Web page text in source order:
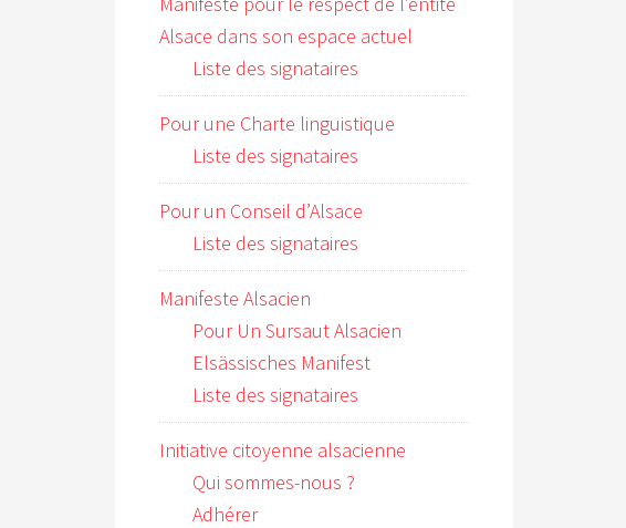
Alsace dans son espace actuel
Liste des signataires
Pour une Charte linguistique
Liste des signataires
Pour un Conseil d’Alsace
Liste des signataires
Manifeste Alsacien
Pour Un Sursaut Alsacien
Elsässisches Manifest
Liste des signataires
Initiative citoyenne alsacienne
Qui sommes-nous ?
Adhérer